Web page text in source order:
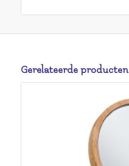
Gerelateerde producten